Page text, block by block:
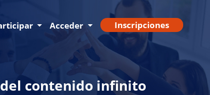
Acceder Inscripciones
contenido infinito